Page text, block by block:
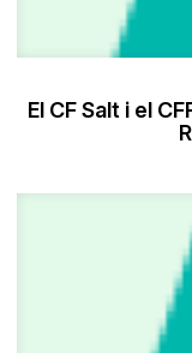
El CF Salt i el